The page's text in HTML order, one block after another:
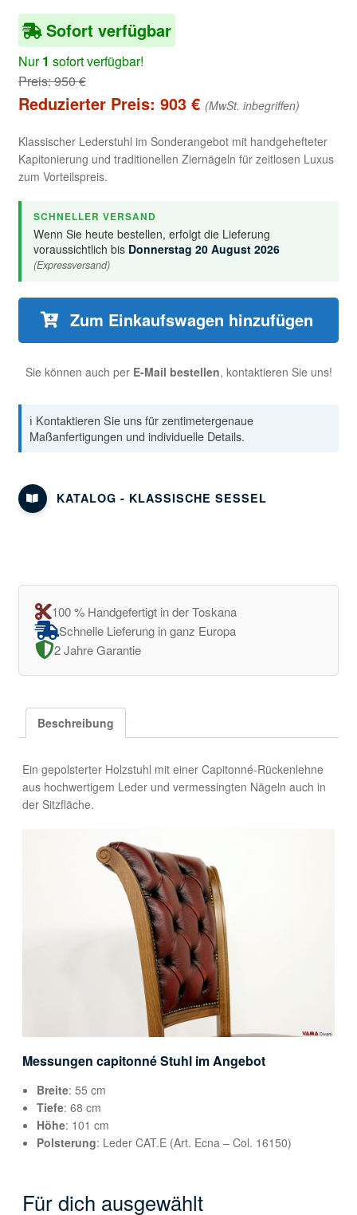
Sofort verfügbar
Nur1 sofort verfügbar!
Preis:950€
Reduzierter Preis: 903 € (MwSt. inbegriffen)
Klassischer Lederstuhl im Sonderangebot mit handgehefteter
Kapitonierung und traditionellen Ziernägeln für zeitlosen Luxus
zum Vorteilspreis.
SCHNELLER VERSAND
Wenn Sie heute bestellen, erfolgt die Lieferung
voraussichtlich bis Donnerstag 20 August 2026
(Expressversand)
Zum Einkaufswagen hinzufügen
Sie können auch per E-Mail bestellen, kontaktieren Sie uns!
ℹ️ Kontaktieren Sie uns für zentimetergenaue
Maßanfertigungen und individuelle Details.
KATALOG - KLASSISCHE SESSEL
100 % Handgefertigt in der Toskana
Schnelle Lieferung in ganz Europa
2 Jahre Garantie
Beschreibung
Ein gepolsterter Holzstuhl mit einer Capitonné-Rückenlehne
aus hochwertigem Leder und vermessingten Nägeln auch in
der Sitzfläche.
Messungen capitonné Stuhl im Angebot
Breite: 55 cm
Tiefe: 68 cm
Höhe: 101 cm
Polsterung: Leder CAT.E (Art. Ecna – Col. 16150)
Für dich ausgewählt